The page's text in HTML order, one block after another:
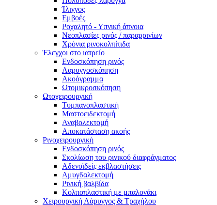
Ίλιγγος
Εμβοές
Ροχαλητό - Υπνική άπνοια
Νεοπλασίες ρινός / παραρρινίων
Χρόνια ρινοκολπίτιδα
Έλεγχοι στο ιατρείο
Ενδοσκόπηση ρινός
Λαρυγγοσκόπηση
Ακοόγραμμα
Ωτομικροσκόπηση
Ωτοχειρουργική
Τυμπανοπλαστική
Μαστοειδεκτομή
Αναβολεκτομή
Αποκατάσταση ακοής
Ρινοχειρουργική
Ενδοσκόπηση ρινός
Σκολίωση του ρινικού διαφράγματος
Αδενοϊδείς εκβλαστήσεις
Αμυγδαλεκτομή
Ρινική βαλβίδα
Κολποπλαστική με μπαλονάκι
Χειρουργική Λάρυγγος & Τραχήλου